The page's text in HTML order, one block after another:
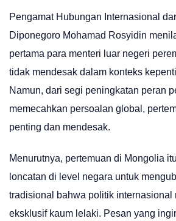
Pengamat Hubungan Internasional
Diponegoro Mohamad Rosyidin
pertama para menteri luar negeri
tidak mendesak dalam konteks
Namun, dari segi peningkatan peran
memecahkan persoalan global,
penting dan mendesak.
Menurutnya, pertemuan di Mongolia
loncatan di level negara untuk
tradisional bahwa politik internasional
eksklusif kaum lelaki. Pesan yang